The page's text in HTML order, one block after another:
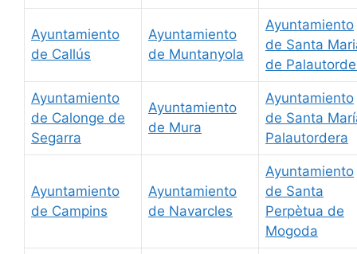
Ayuntamiento
de Callús
Ayuntamiento
de Muntanyola
Ayuntamiento
de Santa
de
Ayuntamiento
de Calonge de
Segarra
Ayuntamiento
de Mura
Ayuntamiento
de Santa
Palautordera
Ayuntamiento
de Campins
Ayuntamiento
de Navarcles
Ayuntamiento
de Santa
Perpètua de
Mogoda